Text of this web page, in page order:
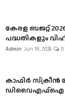
കേരള ബജറ്റ്
പദ്ധതികളും
Admin Jun 19, 2026 0
കാഫിർ സ്‌ക്രീൻ
ഡിവൈഎഫ്ഐ